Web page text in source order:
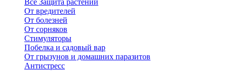
Все Защита растений
От вредителей
От болезней
От сорняков
Стимуляторы
Побелка и садовый вар
От грызунов и домашних паразитов
Антистресс